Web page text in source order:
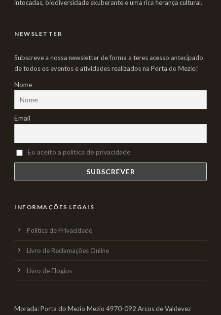
intocadas, biodiversidade exuberante e uma rica herança cultural.
NEWSLETTER
Subscreve a nossa newsletter de forma a teres acesso antecipado
de todos os eventos e atividades realizados na Porta do Mezio!
Nome
Email
Eu aceito a politica de privacidade
INFORMAÇÕES LEGAIS
Política de Privacidade
Livro de Reclamações Online
Livro de Elogios
Morada: Porta do Mezio Mezio 4970-092 Arcos de Valdevez